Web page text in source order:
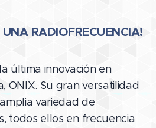
RADIOFRECUENCIA!
última innovación en
ONIX. Su gran versatilidad
variedad de
todos ellos en frecuencia